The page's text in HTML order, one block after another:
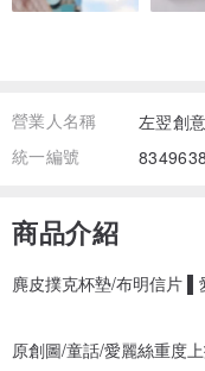
營業人名稱
左翌創
統一編號
商品介紹
麂皮撲克杯墊/布明信片
原創圖/童話/愛麗絲重度